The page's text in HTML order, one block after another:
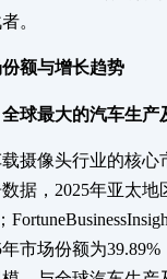
。​
额与增长趋势​
全球最大的汽车生产
摄像头行业的核心
据，2025年亚太地
市场份额为39.89%